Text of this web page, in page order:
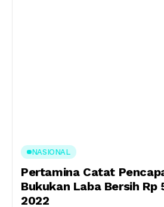
NASIONAL
Pertamina Catat
Bukukan Laba Bersih Rp
2022